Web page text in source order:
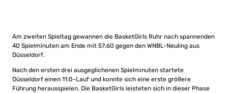
Am zweiten Spieltag gewannen die BasketGirls Ruhr nach spannenden
40 Spielminuten am Ende mit 57:60 gegen den WNBL-Neuling aus
Düsseldorf.
Nach den ersten drei ausgeglichenen Spielminuten startete
Düsseldorf einen 11:0-Lauf und konnte sich eine erste größere
Führung herausspielen. Die BasketGirls leisteten sich in dieser Phase